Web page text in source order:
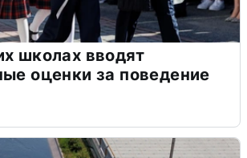
школах вводят
оценки за поведение